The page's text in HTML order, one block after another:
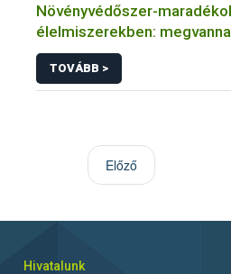
Növényvédőszer-
élelmiszerekben:
adatok
TOVÁBB >
Előző
Hivatalunk